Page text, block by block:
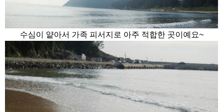
수심이 얕아서 가족 피서지로 아주 적합한 곳이예요~